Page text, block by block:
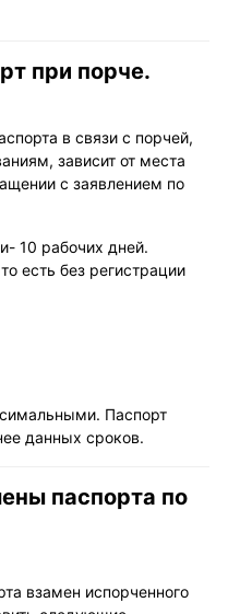
при порче.
в связи с порчей,
зависит от места
с заявлением по
10 рабочих дней.
есть без регистрации
Паспорт
данных сроков.
паспорта по
взамен испорченного